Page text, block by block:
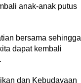
anak-anak putus
bersama sehingga
dapat kembali
dan Kebudayaan